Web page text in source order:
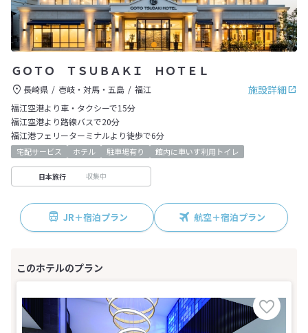
ＧＯＴＯ ＴＳＵＢＡＫＩ ＨＯＴＥＬ
施設詳細
長崎県 壱岐・対馬・五島
福江
福江空港より車・タクシーで15分
福江空港より路線バスで20分
福江港フェリーターミナルより徒歩で6分
宅配サービス ホテル 駐車場有り 館内に車いす利用トイレ
日本旅行 収集中
JR＋宿泊プラン 航空＋宿泊プラン